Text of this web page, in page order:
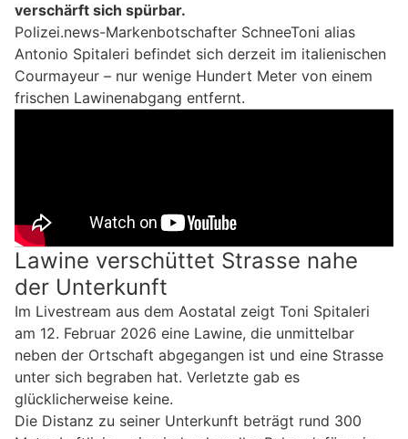
verschärft sich spürbar.
Polizei.news-Markenbotschafter SchneeToni alias
Antonio Spitaleri befindet sich derzeit im italienischen
Courmayeur – nur wenige Hundert Meter von einem
frischen Lawinenabgang entfernt.
Lawine verschüttet Strasse nahe
der Unterkunft
Im Livestream aus dem Aostatal zeigt Toni Spitaleri
am 12. Februar 2026 eine Lawine, die unmittelbar
neben der Ortschaft abgegangen ist und eine Strasse
unter sich begraben hat. Verletzte gab es
glücklicherweise keine.
Die Distanz zu seiner Unterkunft beträgt rund 300